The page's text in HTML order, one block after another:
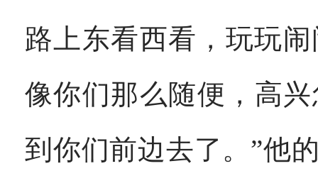
路上东看西看，玩玩
像你们那么随便，高
到你们前边去了。”他